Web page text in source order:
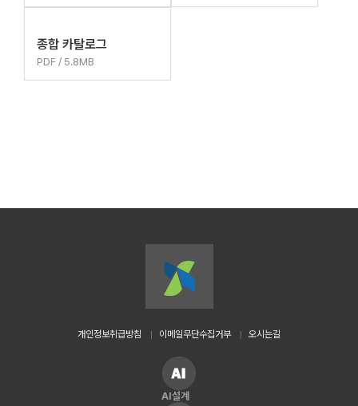
종합 카탈로그
PDF / 5.8MB
개인정보취급방침 이메일무단수집거부 오시는길
AI설계